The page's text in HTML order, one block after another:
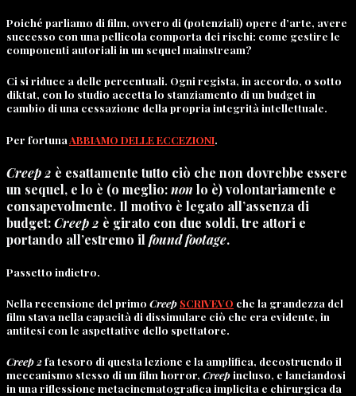
Poiché parliamo di film, ovvero di (potenziali) opere d’arte, avere
successo con una pellicola comporta dei rischi: come gestire le
componenti autoriali in un sequel mainstream?
Ci si riduce a delle percentuali. Ogni regista, in accordo, o sotto
diktat, con lo studio accetta lo stanziamento di un budget in
cambio di una cessazione della propria integrità intellettuale.
Per fortunaABBIAMO DELLE ECCEZIONI.
Creep 2 è esattamente tutto ciò che non dovrebbe essere
un sequel, e lo è (o meglio:non lo è) volontariamente e
consapevolmente. Il motivo è legato all’assenza di
budget:Creep 2 è girato con due soldi, tre attori e
portando all’estremo il found footage.
Passetto indietro.
Nella recensione del primo Creep SCRIVEVO che la grandezza del
film stava nella capacità di dissimulare ciò che era evidente, in
antitesi con le aspettative dello spettatore.
Creep 2fa tesoro di questa lezione e la amplifica, decostruendo il
meccanismo stesso di un film horror, Creepincluso, e lanciandosi
in una riflessione metacinematografica implicita e chirurgica da